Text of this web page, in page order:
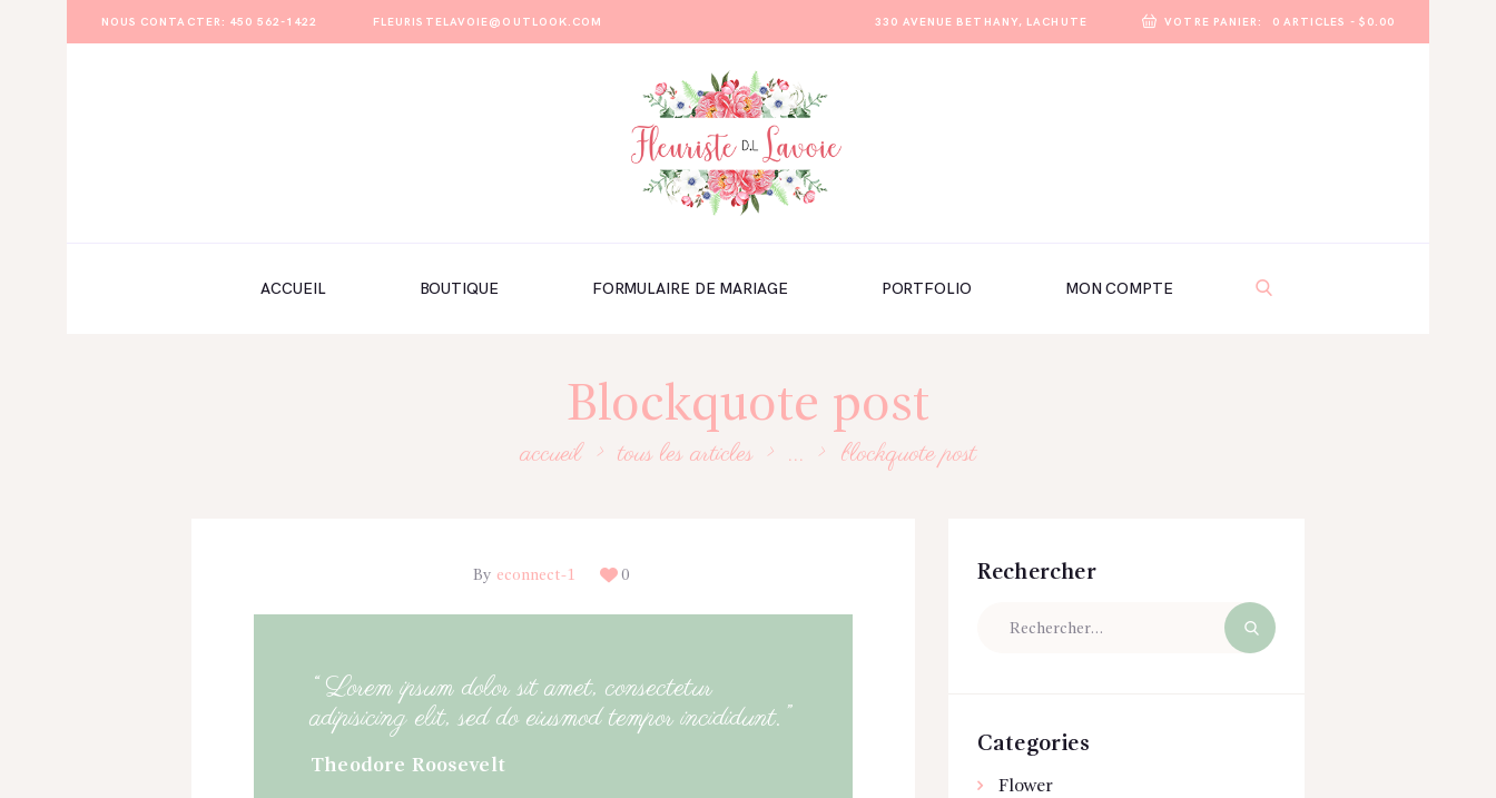
NOUS CONTACTER: 450 562-1422 FLEURISTELAVOIE@OUTLOOK.COM 330 AVENUE BETHANY, LACHUTE VOTRE PANIER: 0 ARTICLES - $0.00
ACCUEIL BOUTIQUE FORMULAIRE DE MARIAGE PORTFOLIO MON COMPTE
Blockquote post
accueil tous les articles ... blockquote post
By econnect-1 0
“ Lorem ipsum dolor sit amet, consectetur
adipisicing elit, sed do eiusmod tempor incididunt.”
Theodore Roosevelt
Rechercher
Categories
Flower